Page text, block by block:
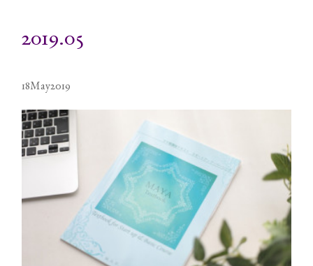
2019.05
18May2019